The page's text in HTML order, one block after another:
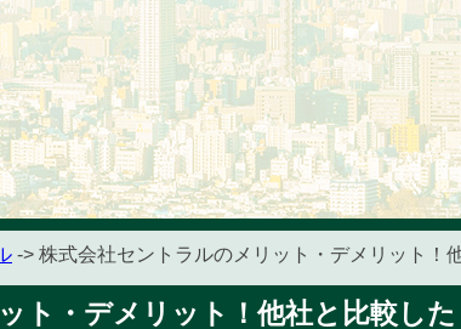
-> 株式会社セントラルのメリット・デメリット！
ト・デメリット！他社と比較した